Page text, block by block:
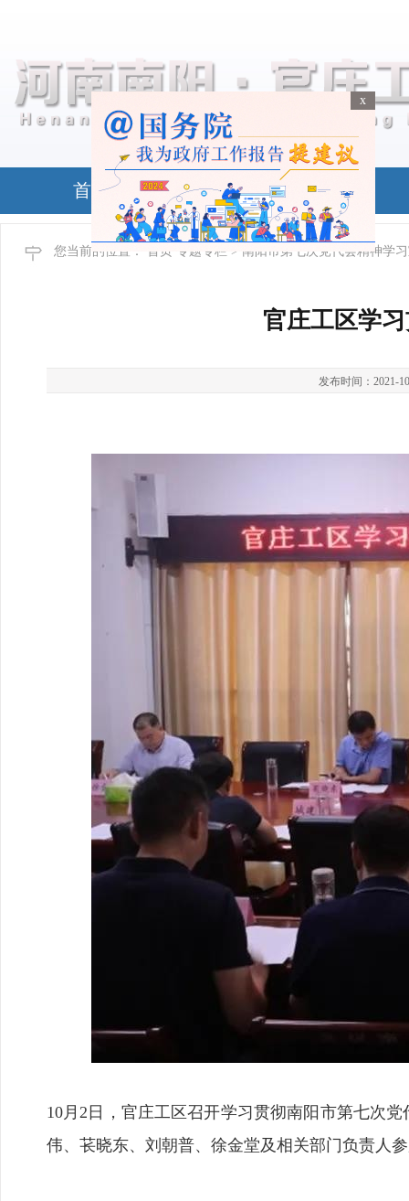
x
首页 政务公开
您当前的位置： 首页 专题专栏 > 南阳市第七次党代会精神学
官庄工区学
发布时间：2021-
10月2日，官庄工区召开学习贯彻南阳市第七次
伟、苌晓东、刘朝普、徐金堂及相关部门负责人
x